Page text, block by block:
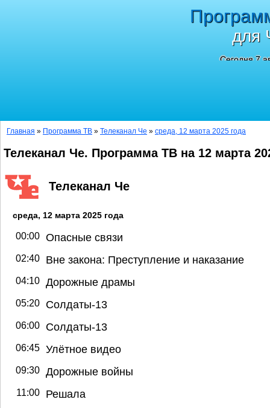
для
Сегодня 7
Главная » Программа ТВ » Телеканал Че » среда, 12 марта 2025 года
Телеканал Че. Программа ТВ на 12 марта
Телеканал Че
среда, 12 марта 2025 года
00:00 Опасные связи
02:40 Вне закона: Преступление и наказание
04:10 Дорожные драмы
05:20 Солдаты-13
06:00 Солдаты-13
06:45 Улётное видео
09:30 Дорожные войны
11:00 Решала